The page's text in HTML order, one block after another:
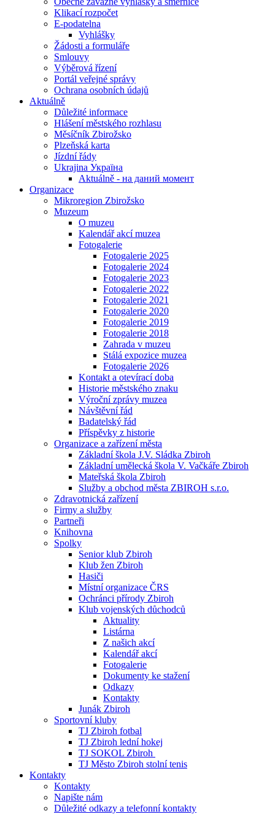
Klikací rozpočet
E-podatelna
Vyhlášky
Žádosti a formuláře
Smlouvy
Výběrová řízení
Portál veřejné správy
Ochrana osobních údajů
Aktuálně
Důležité informace
Hlášení městského rozhlasu
Měsíčník Zbirožsko
Plzeňská karta
Jízdní řády
Ukrajina Україна
Aktuálně - на даний момент
Organizace
Mikroregion Zbirožsko
Muzeum
O muzeu
Kalendář akcí muzea
Fotogalerie
Fotogalerie 2025
Fotogalerie 2024
Fotogalerie 2023
Fotogalerie 2022
Fotogalerie 2021
Fotogalerie 2020
Fotogalerie 2019
Fotogalerie 2018
Zahrada v muzeu
Stálá expozice muzea
Fotogalerie 2026
Kontakt a otevírací doba
Historie městského znaku
Výroční zprávy muzea
Návštěvní řád
Badatelský řád
Příspěvky z historie
Organizace a zařízení města
Základní škola J.V. Sládka Zbiroh
Základní umělecká škola V. Vačkáře Zbiroh
Mateřská škola Zbiroh
Služby a obchod města ZBIROH s.r.o.
Zdravotnická zařízení
Firmy a služby
Partneři
Knihovna
Spolky
Senior klub Zbiroh
Klub žen Zbiroh
Hasiči
Místní organizace ČRS
Ochránci přírody Zbiroh
Klub vojenských důchodců
Aktuality
Listárna
Z našich akcí
Kalendář akcí
Fotogalerie
Dokumenty ke stažení
Odkazy
Kontakty
Junák Zbiroh
Sportovní kluby
TJ Zbiroh fotbal
TJ Zbiroh lední hokej
TJ SOKOL Zbiroh
TJ Město Zbiroh stolní tenis
Kontakty
Kontakty
Napište nám
Důležité odkazy a telefonní kontakty